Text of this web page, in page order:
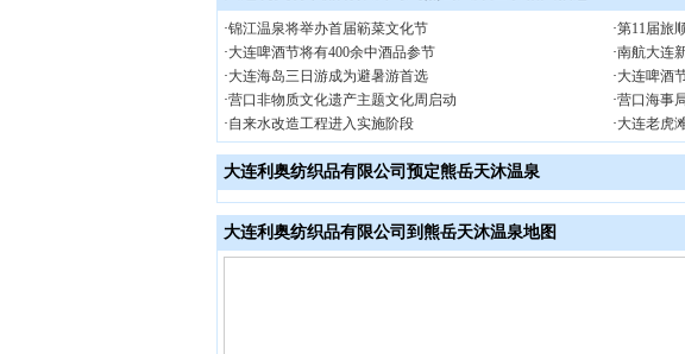
·锦江温泉将举办首届簕菜文化节 ·第11届旅
·大连啤酒节将有400余中酒品参节 ·南航大连
·大连海岛三日游成为避暑游首选 ·大连啤酒
·营口非物质文化遗产主题文化周启动 ·营口海事
·自来水改造工程进入实施阶段 ·大连老虎
大连利奥纺织品有限公司预定熊岳天沐温泉
大连利奥纺织品有限公司到熊岳天沐温泉地图